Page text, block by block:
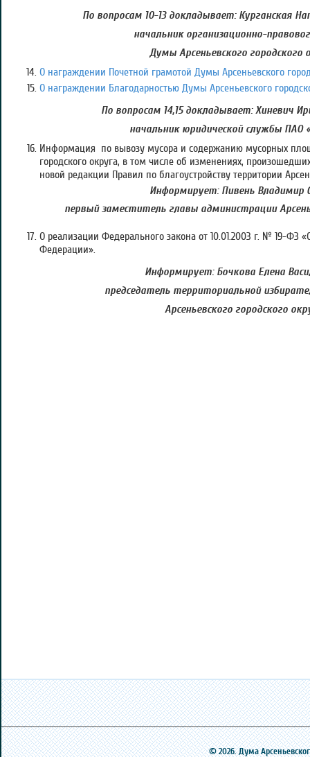
По вопросам 10-13 докладывает: Курганская
начальник организационно-
Думы Арсеньевского городского
О награждении Почетной грамотой Думы Арсеньевского
О награждении Благодарностью Думы Арсеньевского
По вопросам 14,15 докладывает: Хиневич
начальник юридической службы ПАО
Информация по вывозу мусора и содержанию мусорных
городского округа, в том числе об изменениях,
новой редакции Правил по благоустройству территории
Информирует: Пивень Владимир
первый заместитель главы администрации
О реализации Федерального закона от 10.01.2003 г. № 19-ФЗ
Федерации».
Информирует: Бочкова Елена
председатель территориальной
Арсеньевского городского
© 2026. Дума